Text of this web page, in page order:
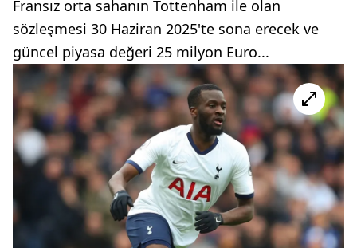
Fransız orta sahanın Tottenham ile olan
sözleşmesi 30 Haziran 2025'te sona erecek ve
güncel piyasa değeri 25 milyon Euro...